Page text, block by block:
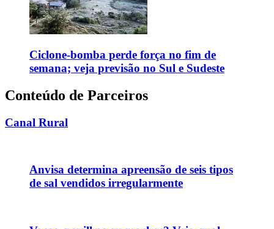
Ciclone-bomba perde força no fim de
semana; veja previsão no Sul e Sudeste
Conteúdo de Parceiros
Canal Rural
Anvisa determina apreensão de seis tipos
de sal vendidos irregularmente